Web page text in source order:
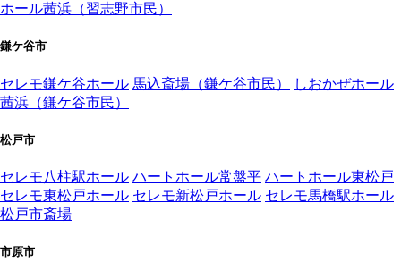
ホール茜浜（習志野市民）
鎌ケ谷市
セレモ鎌ケ谷ホール 馬込斎場（鎌ケ谷市民）
しおかぜホール
茜浜（鎌ケ谷市民）
松戸市
セレモ八柱駅ホール ハートホール常盤平 ハートホール東松戸
セレモ東松戸ホール セレモ新松戸ホール セレモ馬橋駅ホール
松戸市斎場
市原市